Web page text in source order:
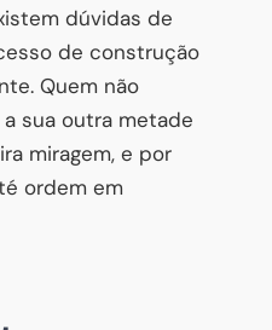
dúvidas de
de construção
Quem não
sua outra metade
miragem, e por
ordem em